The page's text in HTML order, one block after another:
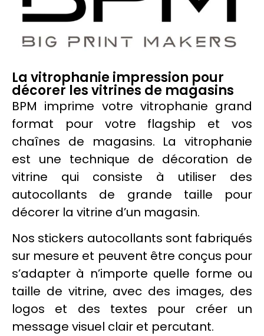
La vitrophanie impression pour
décorer les vitrines de magasins
BPM imprime votre vitrophanie grand
format pour votre flagship et vos
chaînes de magasins. La vitrophanie
est une technique de décoration de
vitrine qui consiste à utiliser des
autocollants de grande taille pour
décorer la vitrine d’un magasin.
Nos stickers autocollants sont fabriqués
sur mesure et peuvent être conçus pour
s’adapter à n’importe quelle forme ou
taille de vitrine, avec des images, des
logos et des textes pour créer un
message visuel clair et percutant.